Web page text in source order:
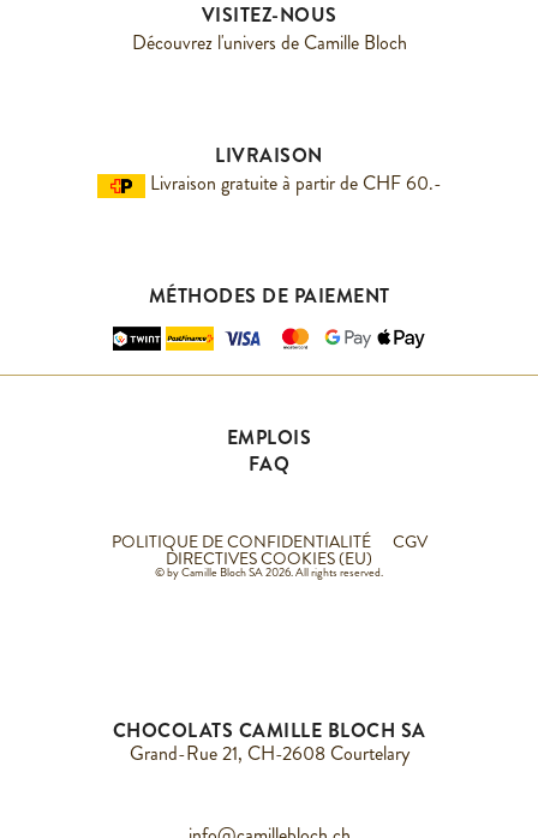
VISITEZ-NOUS
Découvrez l'univers de Camille Bloch
LIVRAISON
Livraison gratuite à partir de CHF 60.-
MÉTHODES DE PAIEMENT
EMPLOIS
FAQ
POLITIQUE DE CONFIDENTIALITÉ CGV
DIRECTIVES COOKIES (EU)
© by Camille Bloch SA 2026. All rights reserved.
CHOCOLATS CAMILLE BLOCH SA
Grand-Rue 21, CH-2608 Courtelary